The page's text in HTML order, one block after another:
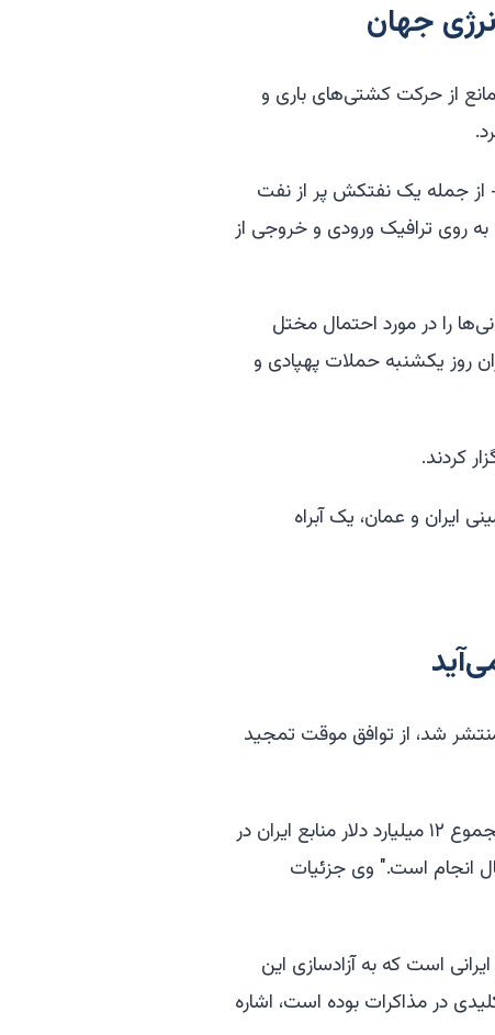
جهان
ایران مانع از حرکت کشتی‌های باری و
– از جمله یک نفتکش پر از نفت
روی ترافیک ورودی و خروجی از
را در مورد احتمال مختل
روز یکشنبه حملات پهپادی و
کردند.
و عمان، یک آبراه
شد، از توافق موقت تمجید
وی گفت: "بر اساس برنامه‌ریزی‌های انجام‌شده، ۶ میلیارد دلار از مجموع ۱۲ میلیارد دلار منابع ایران در
انجام است." وی جزئیات
است که به آزادسازی این
در مذاکرات بوده است، اشاره